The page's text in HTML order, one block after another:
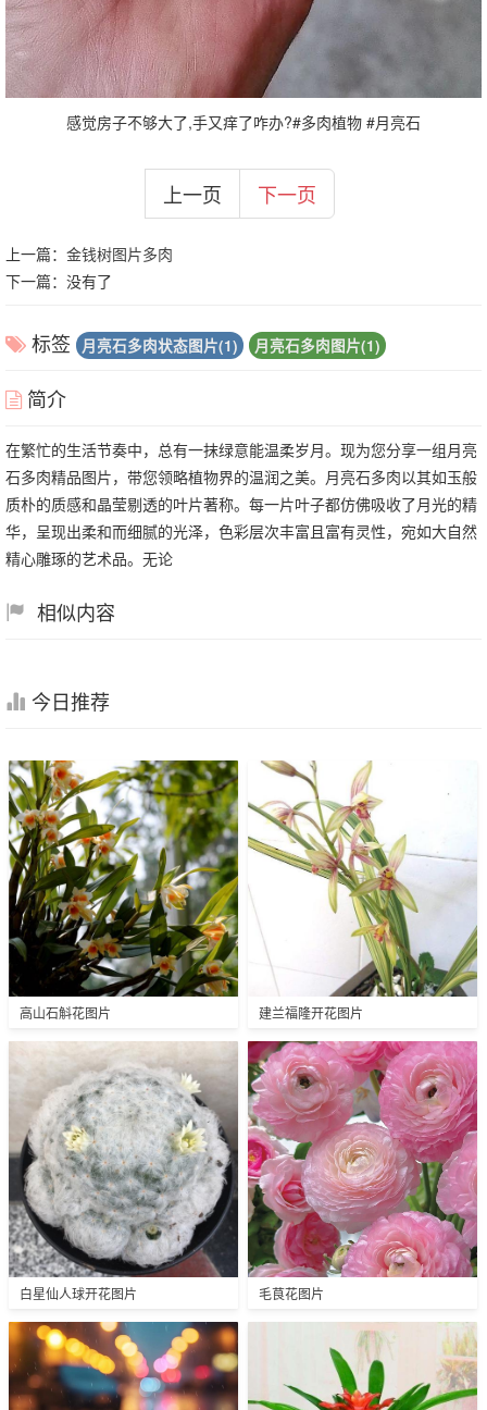
感觉房子不够大了,手又痒了咋办?#多肉植物 #月亮石
上一页 下一页
上一篇： 金钱树图片多肉
下一篇：没有了
标签 月亮石多肉状态图片(1) 月亮石多肉图片(1)
简介
在繁忙的生活节奏中，总有一抹绿意能温柔岁月。现为您分享一组月亮
石多肉精品图片，带您领略植物界的温润之美。月亮石多肉以其如玉般
质朴的质感和晶莹剔透的叶片著称。每一片叶子都仿佛吸收了月光的精
华，呈现出柔和而细腻的光泽，色彩层次丰富且富有灵性，宛如大自然
精心雕琢的艺术品。无论
相似内容
今日推荐
高山石斛花图片 建兰福隆开花图片
白星仙人球开花图片 毛茛花图片